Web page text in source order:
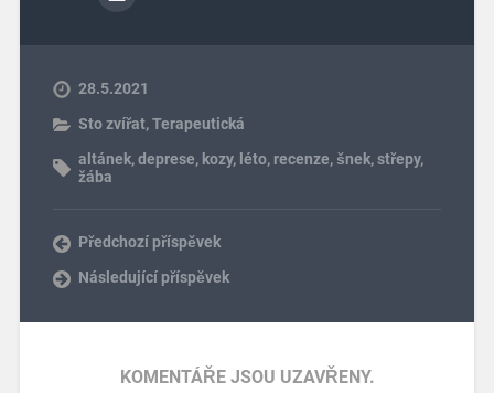
28.5.2021
Sto zvířat,Terapeutická
altánek,deprese, kozy, léto, recenze, šnek,střepy,
žába
Předchozí příspěvek
Následující příspěvek
KOMENTÁŘE JSOU UZAVŘENY.